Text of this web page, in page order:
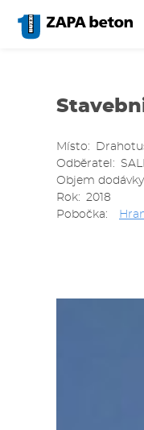
hlavnímu
Místo
Odběratel
Objem dodávky
Rok
2018
Pobočka